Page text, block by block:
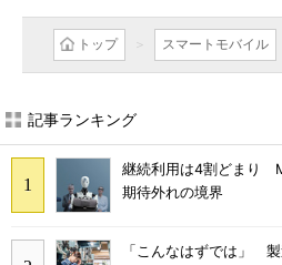
トップ スマートモバイル
記事ランキング
継続利用は4割どまり
期待外れの境界
「こんなはずでは」